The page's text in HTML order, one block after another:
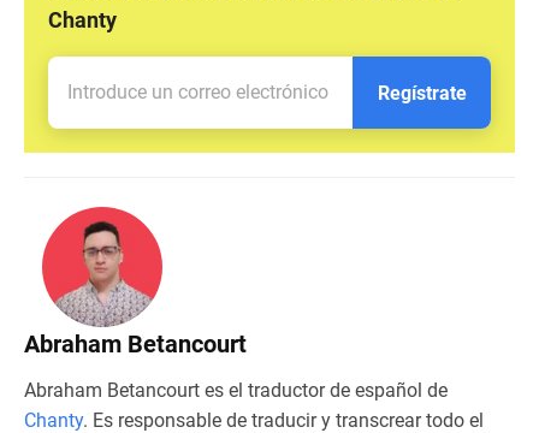
Chanty
Regístrate
Abraham Betancourt
Abraham Betancourt es el traductor de español de
Chanty. Es responsable de traducir y transcrear todo el